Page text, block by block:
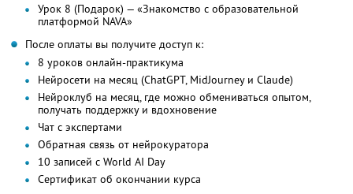
Урок 8 (Подарок) — «Знакомство с образовательной
платформой NAVA»
После оплаты вы получите доступ к:
8 уроков онлайн-практикума
Нейросети на месяц (ChatGPT, MidJourney и Claude)
Нейроклуб на месяц, где можно обмениваться опытом,
получать поддержку и вдохновение
Чат с экспертами
Обратная связь от нейрокуратора
10 записей с World AI Day
Сертификат об окончании курса